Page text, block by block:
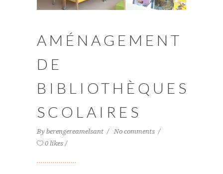
AMÉNAGEMENT
DE
BIBLIOTHÈQUES
SCOLAIRES
By berengereamelsant
No comments
0 likes